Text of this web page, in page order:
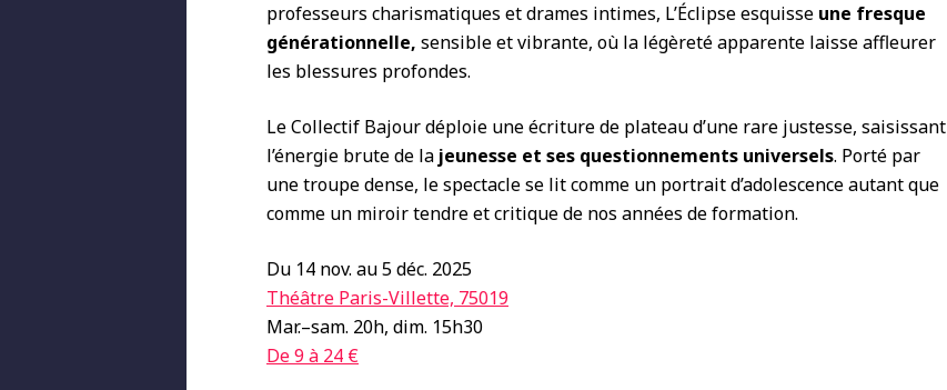
professeurs charismatiques et drames intimes, L’Éclipse esquisse une fresque
générationnelle, sensible et vibrante, où la légèreté apparente laisse affleurer
les blessures profondes.
Le Collectif Bajour déploie une écriture de plateau d’une rare justesse, saisissant
l’énergie brute de la jeunesse et ses questionnements universels. Porté par
une troupe dense, le spectacle se lit comme un portrait d’adolescence autant que
comme un miroir tendre et critique de nos années de formation.
Du 14 nov. au 5 déc. 2025
Théâtre Paris-Villette, 75019
Mar.–sam. 20h, dim. 15h30
De 9 à 24 €